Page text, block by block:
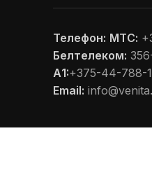
Телефон: МТС:
Белтелеком:
А1:+375-44-788-
Email: